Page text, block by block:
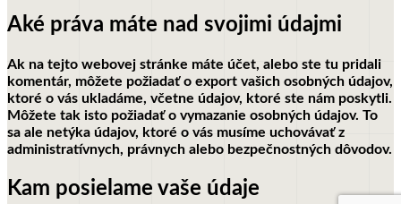
Aké práva máte nad svojimi údajmi
Ak na tejto webovej stránke máte účet, alebo ste tu pridali
komentár, môžete požiadať o export vašich osobných údajov,
ktoré o vás ukladáme, včetne údajov, ktoré ste nám poskytli.
Môžete tak isto požiadať o vymazanie osobných údajov. To
sa ale netýka údajov, ktoré o vás musíme uchovávať z
administratívnych, právnych alebo bezpečnostných dôvodov.
Kam posielame vaše údaje